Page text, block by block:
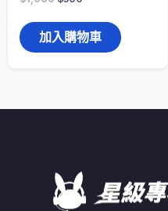
加入購物車